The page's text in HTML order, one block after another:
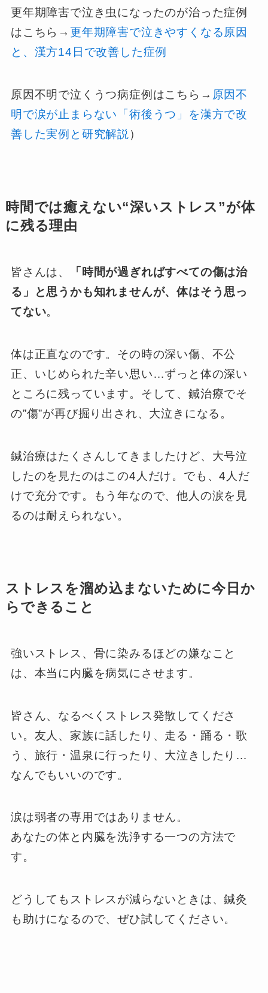
更年期障害で泣き虫になったのが治った症例
はこちら→ 更年期障害で泣きやすくなる原因
と、漢方14日で改善した症例
原因不明で泣くうつ病症例はこちら→ 原因不
明で涙が止まらない「術後うつ」を漢方で改
善した実例と研究解説 ）
時間では癒えない“深いストレス”が体
に残る理由
皆さんは、
「時間が過ぎればすべての傷は治
る」と思うかも知れませんが、体はそう思っ
てない。
体は正直なのです。その時の深い傷、不公
正、いじめられた辛い思い…ずっと体の深い
ところに残っています。そして、鍼治療でそ
の”傷”が再び掘り出され、大泣きになる。
鍼治療はたくさんしてきましたけど、大号泣
したのを見たのはこの4人だけ。でも、4人だ
けで充分です。もう年なので、他人の涙を見
るのは耐えられない。
ストレスを溜め込まないために今日か
らできること
強いストレス、骨に染みるほどの嫌なこと
は、本当に内臓を病気にさせます。
皆さん、なるべくストレス発散してくださ
い。友人、家族に話したり、走る・踊る・歌
う、旅行・温泉に行ったり、大泣きしたり…
なんでもいいのです。
涙は弱者の専用ではありません。
あなたの体と内臓を洗浄する一つの方法で
す。
どうしてもストレスが減らないときは、鍼灸
も助けになるので、ぜひ試してください。